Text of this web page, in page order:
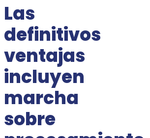
Las
definitivos
ventajas
incluyen
marcha
sobre